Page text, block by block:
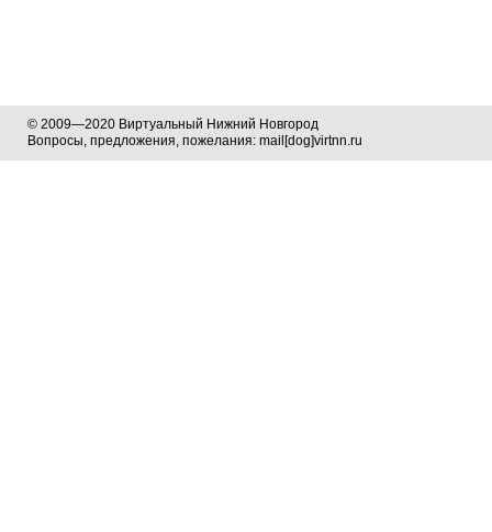
© 2009—2020 Виртуальный Нижний Новгород
Вопросы, предложения, пожелания: mail[dog]virtnn.ru